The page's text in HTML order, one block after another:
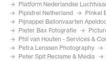
Platform Nederlandse
Pipistrel Netherland
Pinkel
Pijnappel Ballonvaarten
Pieter Bax Fotografie
Phil van Houten - Services &
Petra Lenssen Photography
Peter Spit Reclame & Media